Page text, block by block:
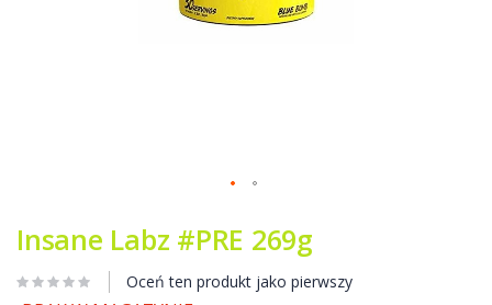
na
początek
Insane Labz #PRE 269g
Oceń ten produkt jako pierwszy